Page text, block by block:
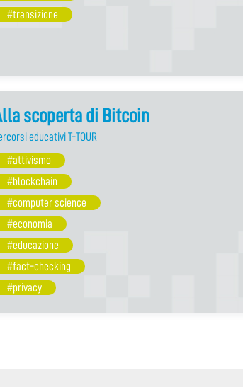
#transizione
scoperta di Bitcoin
educativi T-TOUR
#attivismo
#blockchain
#computer science
#economia
#educazione
#fact-checking
#privacy